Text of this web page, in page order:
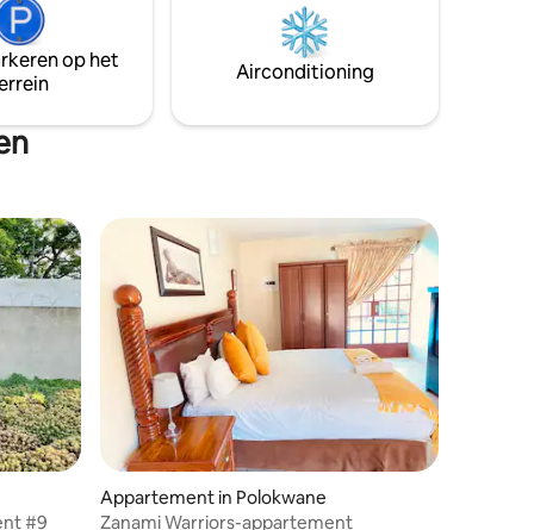
comfortabel verblijf, evenals
airconditioning, satelliet-tv, GRATIS wifi
en eigen patio's met braai.
op het
Airconditioning
#9
Appartement in Polokwane
Zanami Warriors-appartement